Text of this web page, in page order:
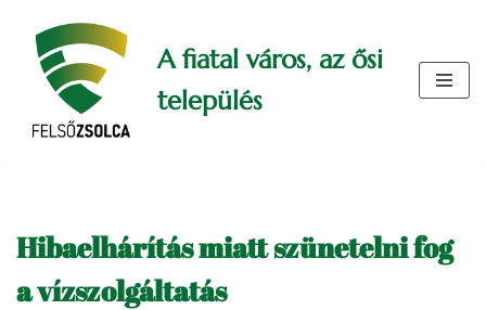
Skip
content
A fiatal város, az ősi
település
Hibaelhárítás miatt szünetelni fog
a vízszolgáltatás